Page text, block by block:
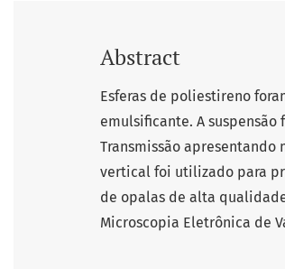
Abstract
Esferas de poliestireno
emulsificante. A
Transmissão
vertical foi utilizado para
de opalas de alta
Microscopia Eletrônica de